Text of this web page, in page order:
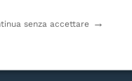
mondo della
senza accettare